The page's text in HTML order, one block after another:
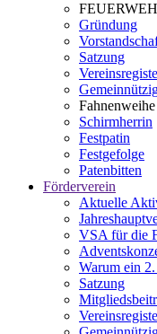
Gründung
Satzung
Fahnenweihe
Schirmherrin
Festpatin
Festgefolge
Patenbitten
Förderverein
Aktuelle
VSA für die
Warum ein
Satzung